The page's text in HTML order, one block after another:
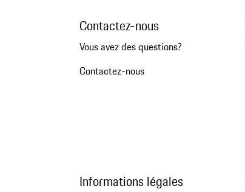
Contactez-nous
Vous avez des questions?
Contactez-nous
Informations légales